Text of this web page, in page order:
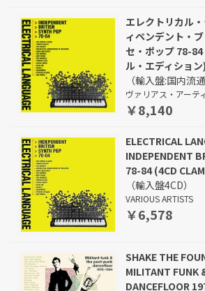
エレクトリカル
ィペンデント・
セ・ポップ 78-
ル・エディション)
（輸入盤:国内流
ヴァリアス・アーテ
￥8,140
ELECTRICAL
INDEPENDENT
78-84 (4CD
（輸入盤4CD）
VARIOUS ARTISTS
￥6,578
SHAKE THE
MILITANT FUNK
DANCEFLOOR